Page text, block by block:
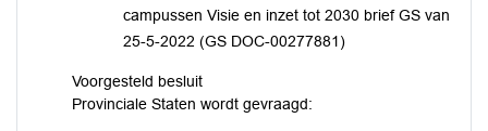
campussen Visie en inzet tot 2030 brief GS van
25-5-2022 (GS DOC-00277881)
Voorgesteld besluit
Provinciale Staten wordt gevraagd: